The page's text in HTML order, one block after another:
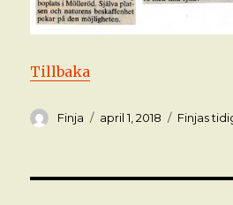
Tillbaka
Författare
Finja Postat
april 1, 2018 Finjas